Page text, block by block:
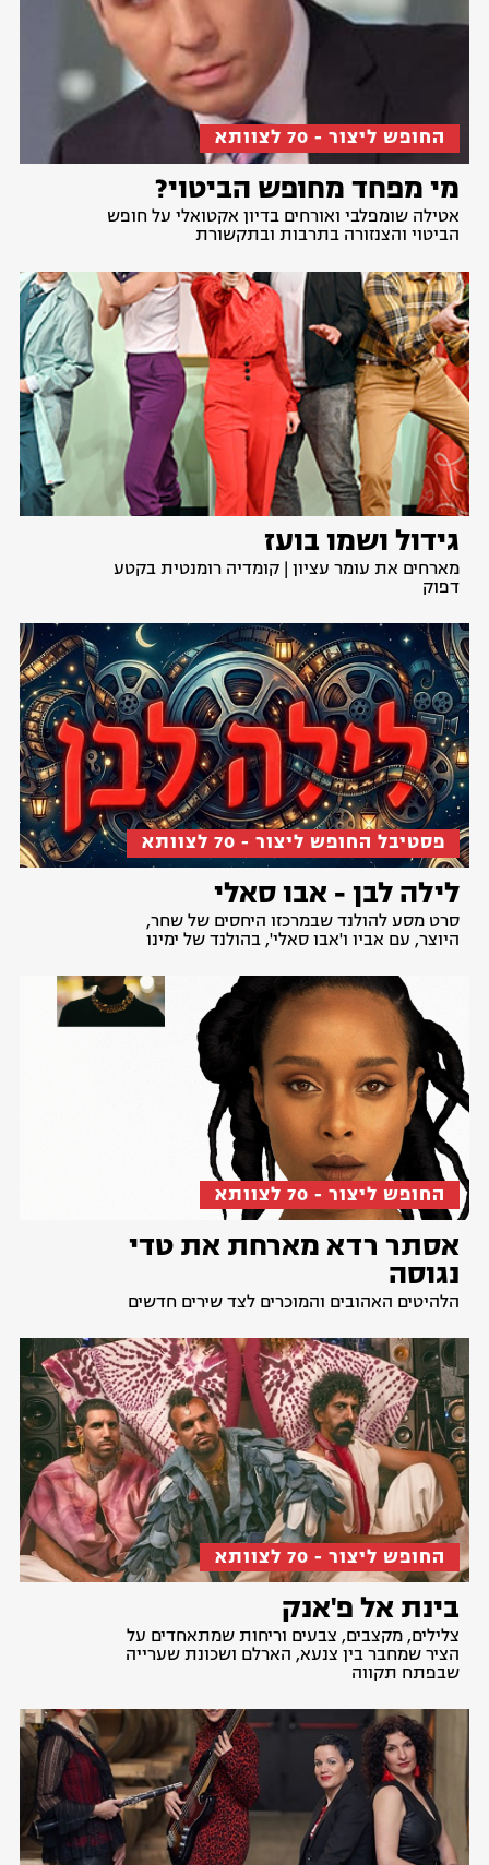
החופש ליצור - 70 לצוותא
מי מפחד מחופש הביטוי?
אטילה שומפלבי ואורחים בדיון אקטואלי על חופש
הביטוי והצנזורה בתרבות ובתקשורת
גידול ושמו בועז
מארחים את עומר עציון | קומדיה רומנטית בקטע
דפוק
פסטיבל החופש ליצור - 70 לצוותא
לילה לבן - אבו סאלי
סרט מסע להולנד שבמרכזו היחסים של שחר,
היוצר, עם אביו ו'אבו סאלי', בהולנד של ימינו
החופש ליצור - 70 לצוותא
אסתר רדא מארחת את טדי
נגוסה
הלהיטים האהובים והמוכרים לצד שירים חדשים
החופש ליצור - 70 לצוותא
בינת אל פ'אנק
צלילים, מקצבים, צבעים וריחות שמתאחדים על
הציר שמחבר בין צנעא, הארלם ושכונת שערייה
שבפתח תקווה